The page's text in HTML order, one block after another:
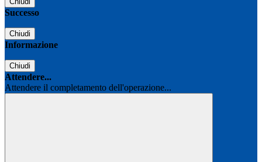
Successo
Chiudi
Informazione
Chiudi
Attendere...
Attendere il completamento dell'operazione...